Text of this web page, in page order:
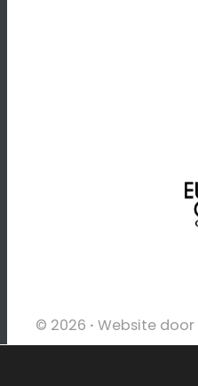
© 2026 · Website door